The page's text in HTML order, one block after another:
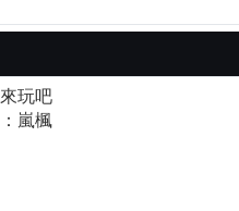
玩吧
嵐楓